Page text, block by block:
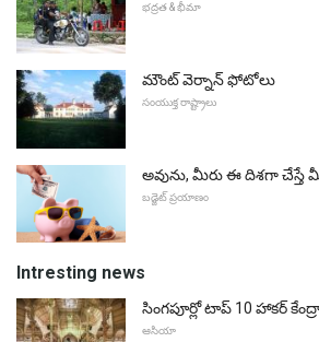
భద్రత & భీమా
మౌంట్ వెర్నాన్ ఫోటోలు
సంయుక్త రాష్ట్రాలు
అవును, మీరు ఈ దిశగా చేస్తే
బడ్జెట్ ప్రయాణం
Intresting news
సింగపూర్లో టాప్ 10 హాకర్
ఆసియా